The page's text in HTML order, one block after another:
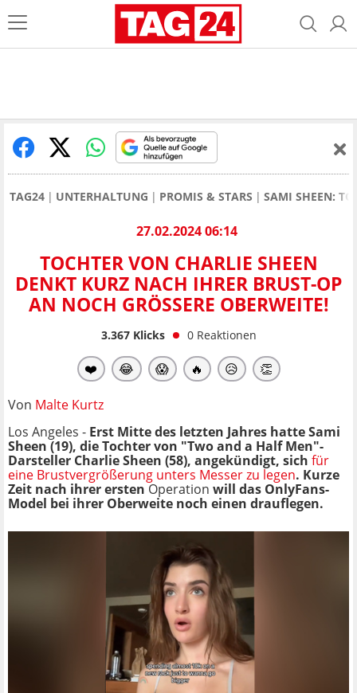
TAG24 UNTERHALTUNG PROMIS & STARS SAMI SHEEN:
27.02.2024 06:14
TOCHTER VON CHARLIE SHEEN
DENKT KURZ NACH IHRER BRUST-OP
AN NOCH GRÖSSERE OBERWEITE!
3.367Klicks 0 Reaktionen
❤️ 😂 😱 🔥 😥 👏
Von Malte Kurtz
Los Angeles - Erst Mitte des letzten Jahres hatte Sami
Sheen (19), die Tochter von "Two and a Half Men"-
Darsteller Charlie Sheen (58), angekündigt, sich für
eine Brustvergrößerung unters Messer zu legen. Kurze
Zeit nach ihrer ersten Operation will das OnlyFans-
Model bei ihrer Oberweite noch einen drauflegen.